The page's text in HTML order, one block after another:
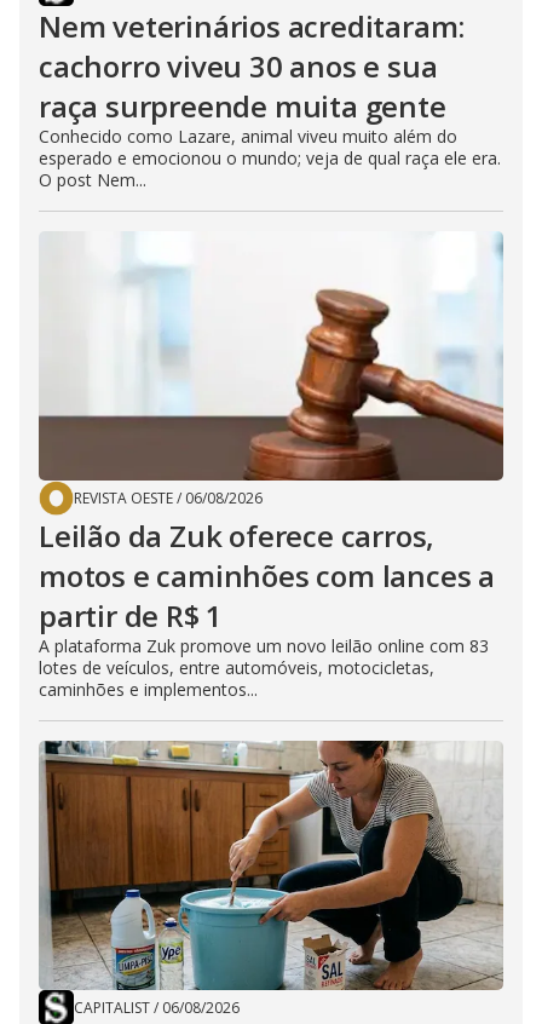
Nem veterinários acreditaram:
cachorro viveu 30 anos e sua
raça surpreende muita gente
Conhecido como Lazare, animal viveu muito além do
esperado e emocionou o mundo; veja de qual raça ele era.
O post Nem...
REVISTA OESTE/ 06/08/2026
Leilão da Zuk oferece carros,
motos e caminhões com lances a
partir de R$ 1
A plataforma Zuk promove um novo leilão online com 83
lotes de veículos, entre automóveis, motocicletas,
caminhões e implementos...
CAPITALIST/ 06/08/2026